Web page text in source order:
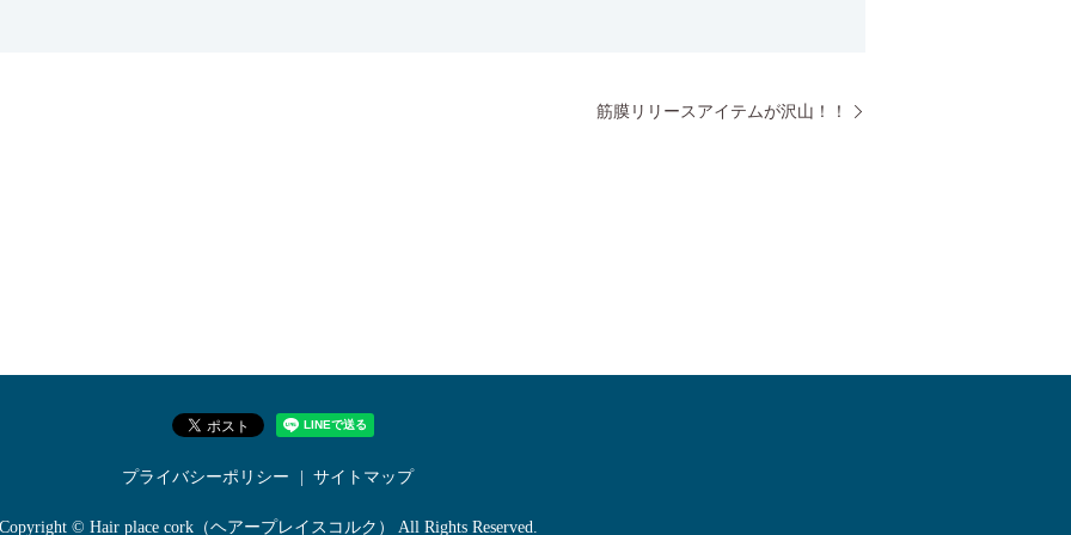
筋膜リリースアイテムが沢山！！
プライバシーポリシー サイトマップ
Copyright © Hair place cork（ヘアープレイスコルク） All Rights Reserved.